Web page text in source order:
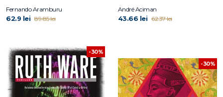
Fernando Aramburu
62.9 lei 89.85 lei
André Aciman
43.66 lei 62.37 lei
-30%
-30%